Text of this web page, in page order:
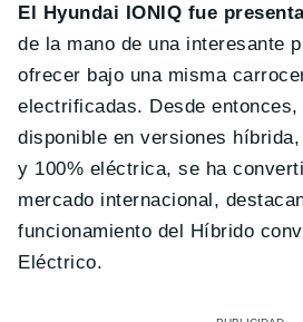
El Hyundai IONIQ fue
de la mano de una interesante
ofrecer bajo una misma
electrificadas. Desde entonces,
disponible en versiones
y 100% eléctrica, se ha
mercado internacional,
funcionamiento del Híbrido
Eléctrico.